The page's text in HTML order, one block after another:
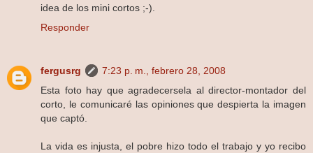
idea de los mini cortos ;-).
Responder
fergusrg
7:23 p. m., febrero 28, 2008
Esta foto hay que agradecersela al director-montador del
corto, le comunicaré las opiniones que despierta la imagen
que captó.
La vida es injusta, el pobre hizo todo el trabajo y yo recibo